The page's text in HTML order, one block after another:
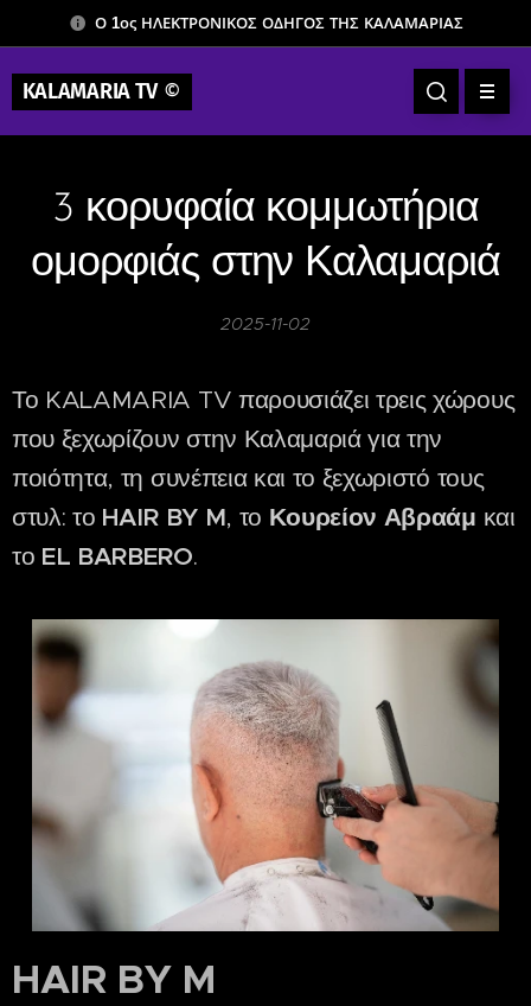
Ο 1ος ΗΛΕΚΤΡΟΝΙΚΟΣ ΟΔΗΓΟΣ ΤΗΣ ΚΑΛΑΜΑΡΙΑΣ
KALAMARIA TV©
3 κορυφαία κομμωτήρια
ομορφιάς στην Καλαμαριά
2025-11-02
Το KALAMARIA TV παρουσιάζει τρεις χώρους
που ξεχωρίζουν στην Καλαμαριά για την
ποιότητα, τη συνέπεια και το ξεχωριστό τους
στυλ: το HAIR BY M, το Κουρείον Αβραάμ και
το EL BARBERO.
HAIR BY M